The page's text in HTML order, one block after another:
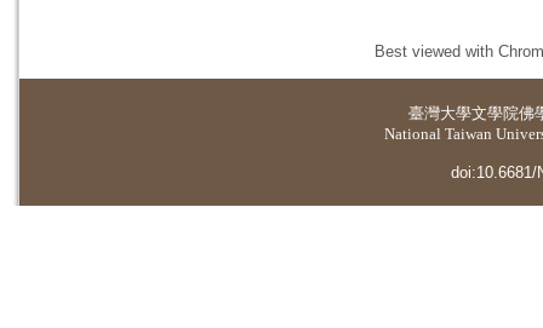
Best viewed with
臺灣大學文學院佛
National Taiwan
doi:10.6681/